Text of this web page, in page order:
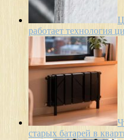
работает технология
старых батарей в